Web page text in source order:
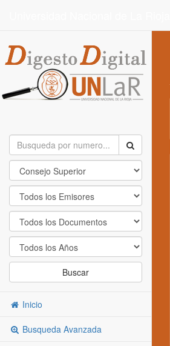
Buscar
Inicio
Busqueda Avanzada